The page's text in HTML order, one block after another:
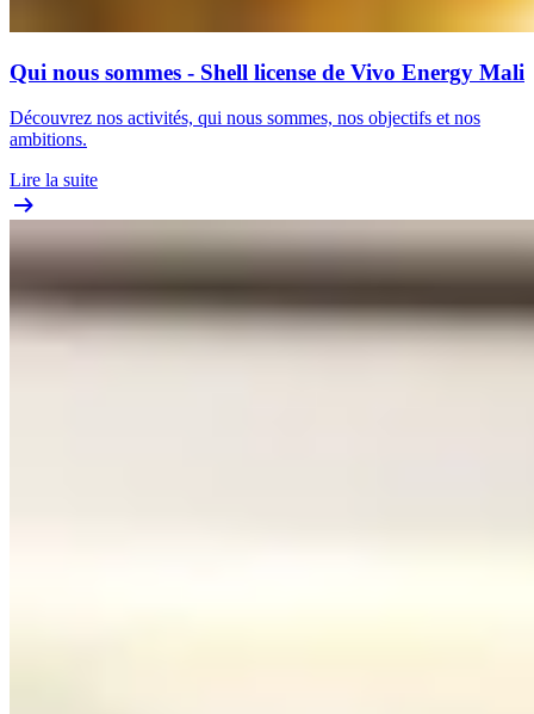
Qui nous sommes - Shell license de Vivo Energy Mali
Découvrez nos activités, qui nous sommes, nos objectifs et nos
ambitions.
Lire la suite